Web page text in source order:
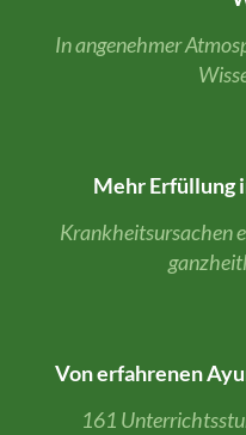
In angenehmer
Mehr Erfüllung
Krankheits­­ursachen
Von erfahrenen
161